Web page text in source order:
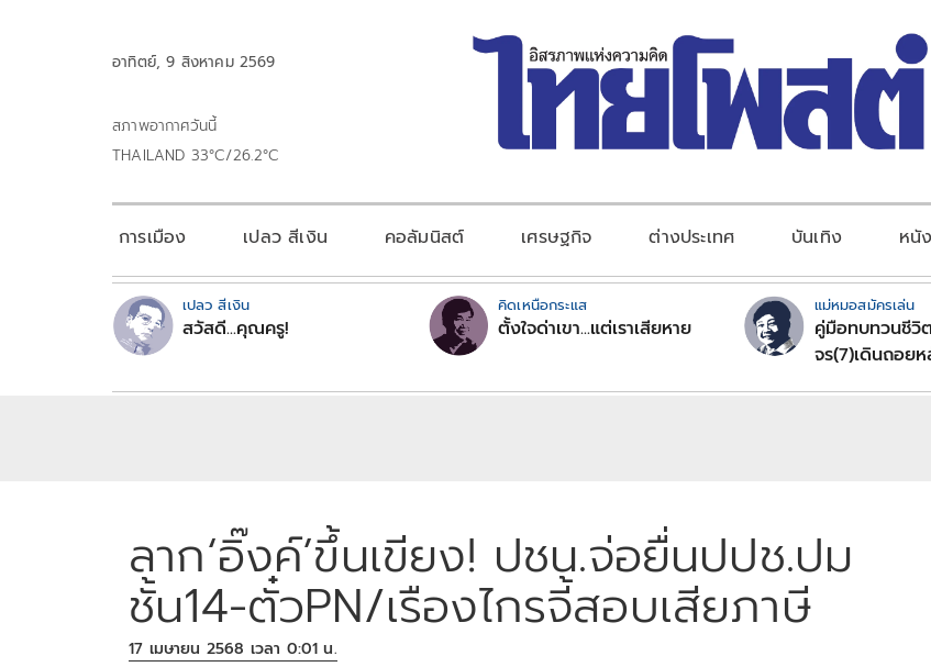
อาทิตย์, 9 สิงหาคม 2569
สภาพอากาศวันนี้
THAILAND 33°C/26.2°C
การเมือง เปลว สีเงิน คอลัมนิสต์ เศรษฐกิจ ต่างประเทศ บันเทิง หนั
เปลว สีเงิน
สวัสดี...คุณครู!
คิดเหนือกระแส
ตั้งใจด่าเขา...แต่เราเสียหาย
แม่หมอสมัครเล่น
คู่มือทบทวนชีวิ
จร(7)เดินถอย
ลาก‘อิ๊งค์’ขึ้นเขียง! ปชน.จ่อยื่นปปช.ปม
ชั้น14-ตั๋วPN/เรืองไกรจี้สอบเสียภาษี
17 เมษายน 2568 เวลา 0:01 น.